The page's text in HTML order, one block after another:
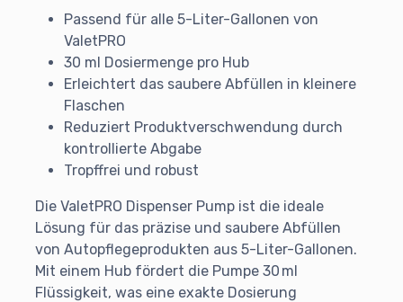
Passend für alle 5-Liter-Gallonen von
ValetPRO
30 ml Dosiermenge pro Hub
Erleichtert das saubere Abfüllen in kleinere
Flaschen
Reduziert Produktverschwendung durch
kontrollierte Abgabe
Tropffrei und robust
Die ValetPRO Dispenser Pump ist die ideale
Lösung für das präzise und saubere Abfüllen
von Autopflegeprodukten aus 5-Liter-Gallonen.
Mit einem Hub fördert die Pumpe 30 ml
Flüssigkeit, was eine exakte Dosierung